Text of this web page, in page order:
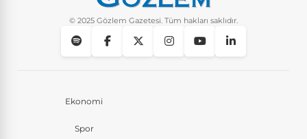
© 2025 Gözlem Gazetesi. Tüm hakları saklıdır.
Ekonomi
Spor